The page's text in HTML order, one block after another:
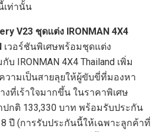
เท่านั้น
V23 ชุดแต่ง IRONMAN 4X4
เวอร์ชันพิเศษพร้อมชุดแต่ง
บ IRONMAN 4X4 Thailand เพิ่ม
วามเป็นสายลุยให้ผู้ขับขี่ที่มองหา
ที่เร้าใจมากขึ้น ในราคาพิเศษ
ปกติ 133,330 บาท พร้อมรับประกัน
ปี (การรับประกันนี้ให้เฉพาะลูกค้าที่